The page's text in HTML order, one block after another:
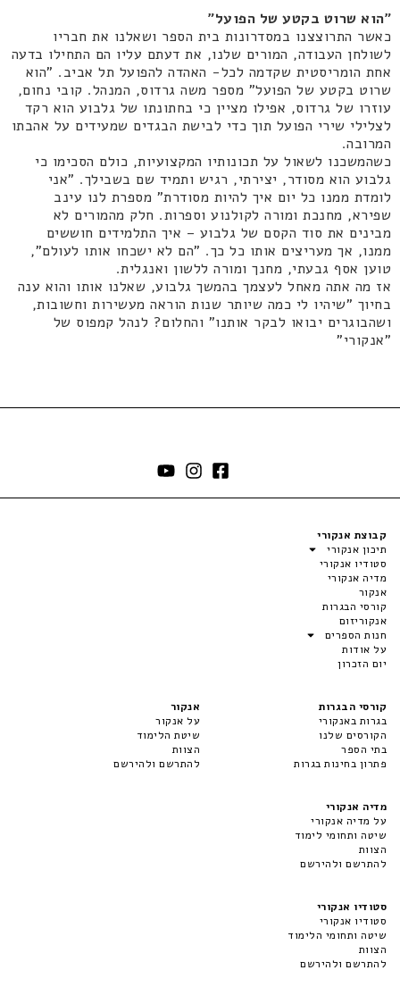
"הוא שרוט בקטע של הפועל"
כאשר התרוצצנו במסדרונות בית הספר ושאלנו את חבריו
לשולחן העבודה, המורים שלנו, את דעתם עליו הם התחילו בדעה
אחת הומריסטית שקדמה לכל- האהדה להפועל תל אביב. "הוא
שרוט בקטע של הפועל" מספר משה גרדוס, המנהל. קובי נחום,
עוזרו של גרדוס, אפילו מציין כי בחתונתו של גלבוע הוא רקד
לצלילי שירי הפועל תוך כדי לבישת הבגדים שמעידים על אהבתו
המרובה.
כשהמשכנו לשאול על תכונותיו המקצועיות, כולם הסכימו כי
גלבוע הוא מסודר, יצירתי, רגיש ותמיד שם בשבילך. "אני
לומדת ממנו כל יום איך להיות מסודרת" מספרת לנו עינב
שפירא, מחנכת ומורה לקולנוע וספרות. חלק מהמורים לא
מבינים את סוד הקסם של גלבוע – איך התלמידים חוששים
ממנו, אך מעריצים אותו כל כך. "הם לא ישכחו אותו לעולם",
טוען אסף גבעתי, מחנך ומורה ללשון ואנגלית.
אז מה אתה מאחל לעצמך בהמשך גלבוע, שאלנו אותו והוא ענה
בחיוך "שיהיו לי כמה שיותר שנות הוראה מעשירות וחשובות,
ושהבוגרים יבואו לבקר אותנו" והחלום? לנהל קמפוס של
"אנקורי"
קבוצת אנקורי
תיכון אנקורי
סטודיו אנקורי
מדיה אנקורי
אנקור
קורסי הבגרות
אנקוריזום
חנות הספרים
על אודות
יום הזכרון
קורסי הבגרות
בגרות באנקורי
הקורסים שלנו
בתי הספר
פתרון בחינות בגרות
אנקור
על אנקור
שיטת הלימוד
הצוות
להתרשם ולהירשם
מדיה אנקורי
על מדיה אנקורי
שיטה ותחומי לימוד
הצוות
להתרשם ולהירשם
סטודיו אנקורי
סטודיו אנקורי
שיטה ותחומי הלימוד
הצוות
להתרשם ולהירשם